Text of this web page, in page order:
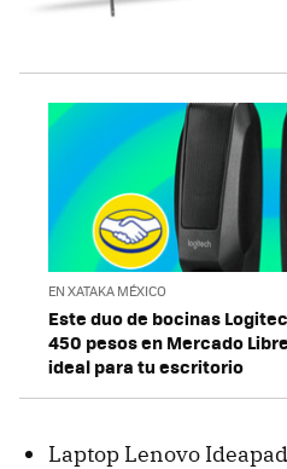
EN XATAKA MÉXICO
Este duo de bocinas
450 pesos en Mercado
ideal para tu escritorio
Laptop Lenovo